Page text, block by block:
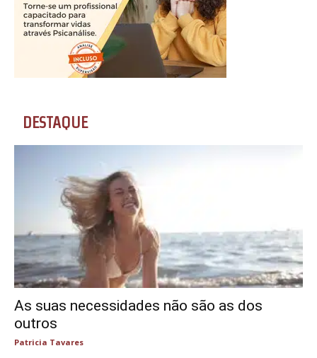
DESTAQUE
As suas necessidades não são as dos
outros
Patricia Tavares